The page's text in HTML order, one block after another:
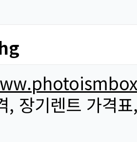
, 장기렌트 가격